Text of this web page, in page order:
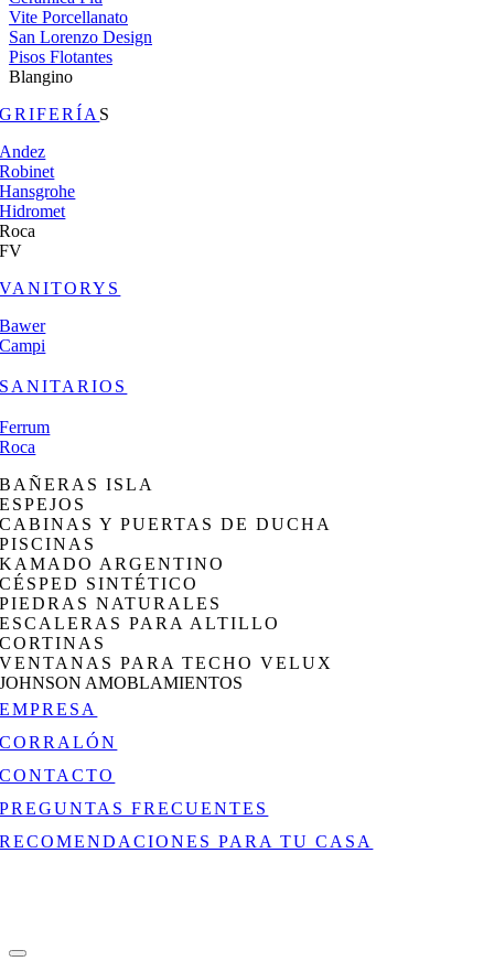
Vite Porcellanato
San Lorenzo Design
Pisos Flotantes
Blangino
GRIFERÍA S
Andez
Robinet
Hansgrohe
Hidromet
Roca
FV
VANITORYS
Bawer
Campi
SANITARIOS
Ferrum
Roca
BAÑERAS ISLA
ESPEJOS
CABINAS Y PUERTAS DE DUCHA
PISCINAS
KAMADO ARGENTINO
CÉSPED SINTÉTICO
PIEDRAS NATURALES
ESCALERAS PARA ALTILLO
CORTINAS
VENTANAS PARA TECHO VELUX
JOHNSON AMOBLAMIENTOS
EMPRESA
CORRALÓN
CONTACTO
PREGUNTAS FRECUENTES
RECOMENDACIONES PARA TU CASA